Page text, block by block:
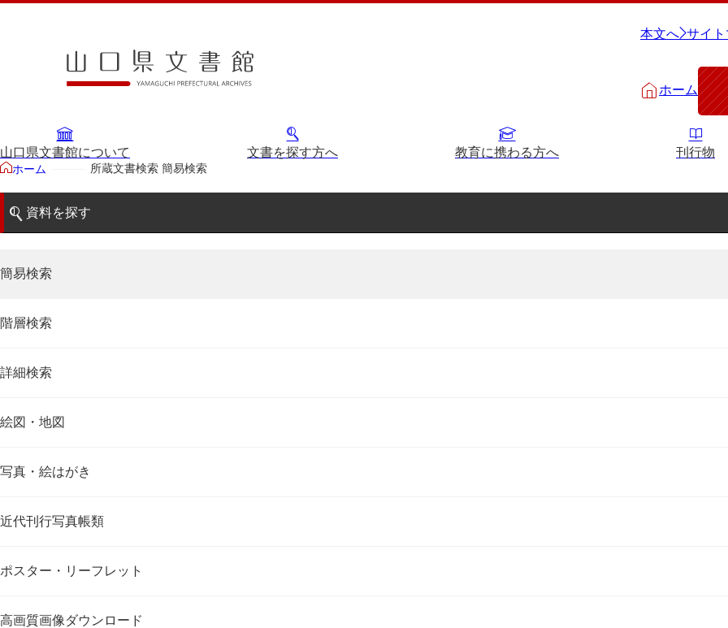
本文へ サイ
ホーム
山口県文書館について 文書を探す方へ 教育に携わる方へ 刊行物
ホーム 所蔵文書検索 簡易検索
資料を探す
簡易検索
階層検索
詳細検索
絵図・地図
写真・絵はがき
近代刊行写真帳類
ポスター・リーフレット
高画質画像ダウンロード